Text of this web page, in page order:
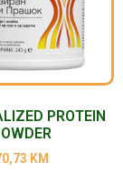
PROTEIN
KM